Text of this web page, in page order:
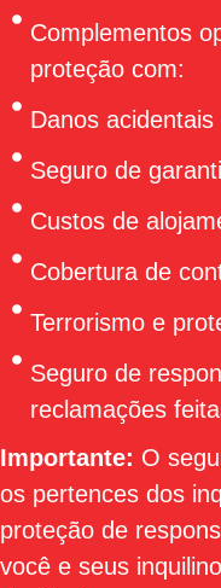
Complementos
proteção com:
Danos
Seguro de
Custos de
Cobertura de
Terrorismo e
Seguro de
reclamações
Importante: O
os pertences dos
proteção de
você e seus